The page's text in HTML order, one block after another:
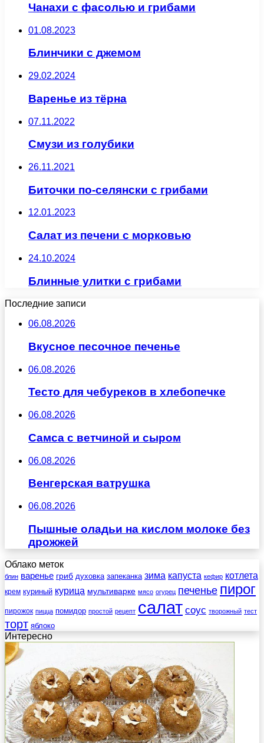
Чанахи с фасолью и грибами
01.08.2023
Блинчики с джемом
29.02.2024
Варенье из тёрна
07.11.2022
Смузи из голубики
26.11.2021
Биточки по-селянски с грибами
12.01.2023
Салат из печени с морковью
24.10.2024
Блинные улитки с грибами
Последние записи
06.08.2026
Вкусное песочное печенье
06.08.2026
Тесто для чебуреков в хлебопечке
06.08.2026
Самса с ветчиной и сыром
06.08.2026
Венгерская ватрушка
06.08.2026
Пышные оладьи на кислом молоке без
дрожжей
Облако меток
блин варенье гриб духовка запеканка зима капуста кефир котлета
крем куриный курица мультиварке мясо огурец печенье пирог
пирожок пицца помидор простой рецепт салат соус творожный тест
торт яблоко
Интересно